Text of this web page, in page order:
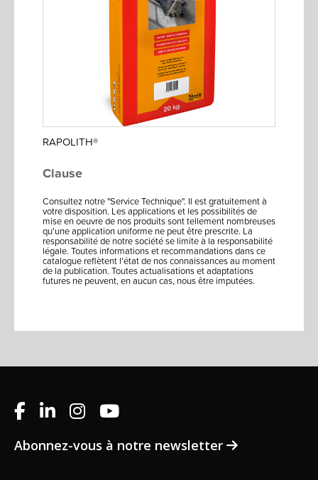
RAPOLITH®
Clause
Consultez notre "Service Technique". Il est gratuitement à
votre disposition. Les applications et les possibilités de
mise en oeuvre de nos produits sont tellement nombreuses
qu'une application uniforme ne peut être prescrite. La
responsabilité de notre société se limite à la responsabilité
légale. Toutes informations et recommandations dans ce
catalogue reflètent l'état de nos connaissances au moment
de la publication. Toutes actualisations et adaptations
futures ne peuvent, en aucun cas, nous être imputées.
Abonnez-vous à notre newsletter